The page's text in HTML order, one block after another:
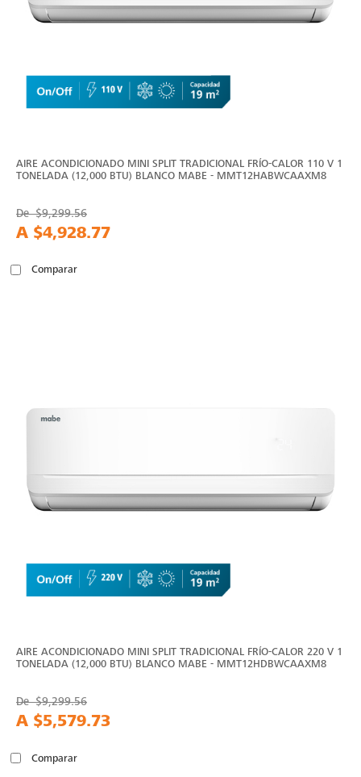
AIRE ACONDICIONADO MINI SPLIT TRADICIONAL FRÍO-CALOR 110 V 1
TONELADA (12,000 BTU) BLANCO MABE - MMT12HABWCAAXM8
De$9,299.56
A $4,928.77
Comparar
AIRE ACONDICIONADO MINI SPLIT TRADICIONAL FRÍO-CALOR 220 V 1
TONELADA (12,000 BTU) BLANCO MABE - MMT12HDBWCAAXM8
De$9,299.56
A $5,579.73
Comparar